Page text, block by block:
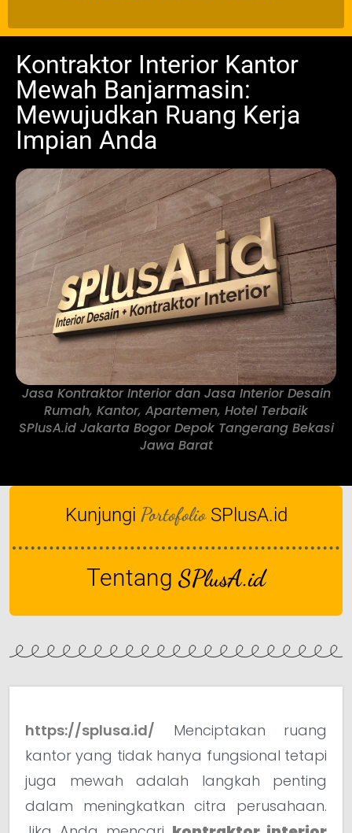
Kontraktor Interior Kantor
Mewah Banjarmasin:
Mewujudkan Ruang Kerja
Impian Anda
Jasa Kontraktor Interior dan Jasa Interior Desain
Rumah, Kantor, Apartemen, Hotel Terbaik
SPlusA.id Jakarta Bogor Depok Tangerang Bekasi
Jawa Barat
Kunjungi Portofolio SPlusA.id
Tentang SPlusA.id
https://splusa.id/ Menciptakan ruang
kantor yang tidak hanya fungsional tetapi
juga mewah adalah langkah penting
dalam meningkatkan citra perusahaan.